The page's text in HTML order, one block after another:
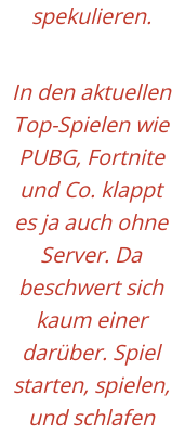
spekulieren.
In den aktuellen
Top-Spielen wie
PUBG, Fortnite
und Co. klappt
es ja auch ohne
Server. Da
beschwert sich
kaum einer
darüber. Spiel
starten, spielen,
und schlafen